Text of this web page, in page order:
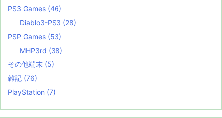
PS3 Games (46)
Diablo3-PS3 (28)
PSP Games (53)
MHP3rd (38)
その他端末 (5)
雑記 (76)
PlayStation (7)